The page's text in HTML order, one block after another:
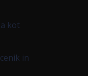
kot
in